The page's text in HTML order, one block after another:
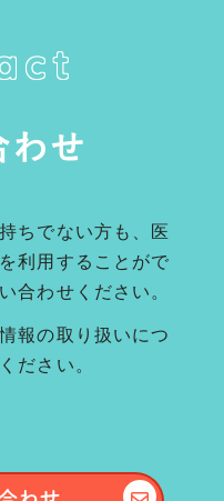
わせ
ちでない方も、医
利用することがで
合わせください。
報の取り扱いにつ
ださい。